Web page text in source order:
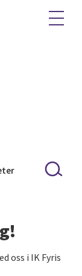
oss i IK Fyris